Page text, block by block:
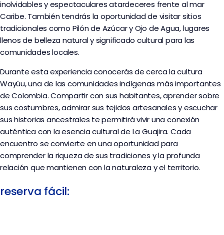
inolvidables y espectaculares atardeceres frente al mar
Caribe. También tendrás la oportunidad de visitar sitios
tradicionales como Pilón de Azúcar y Ojo de Agua, lugares
llenos de belleza natural y significado cultural para las
comunidades locales.
Durante esta experiencia conocerás de cerca la cultura
Wayúu, una de las comunidades indígenas más importantes
de Colombia. Compartir con sus habitantes, aprender sobre
sus costumbres, admirar sus tejidos artesanales y escuchar
sus historias ancestrales te permitirá vivir una conexión
auténtica con la esencia cultural de La Guajira. Cada
encuentro se convierte en una oportunidad para
comprender la riqueza de sus tradiciones y la profunda
relación que mantienen con la naturaleza y el territorio.
reserva fácil: